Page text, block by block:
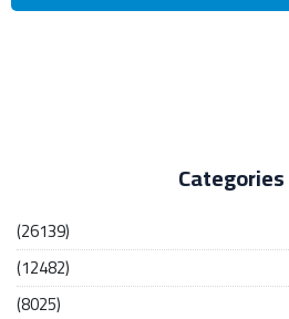
Categories
(26139)
(12482)
(8025)